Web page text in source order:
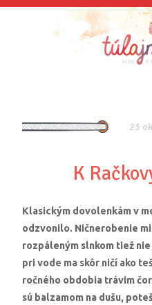
23
K
Klasickým dovolenkám v
odzvonilo. Ničnerobenie
rozpáleným slnkom tiež
pri vode ma skôr ničí ako
ročného obdobia trávim
sú balzamom na dušu,